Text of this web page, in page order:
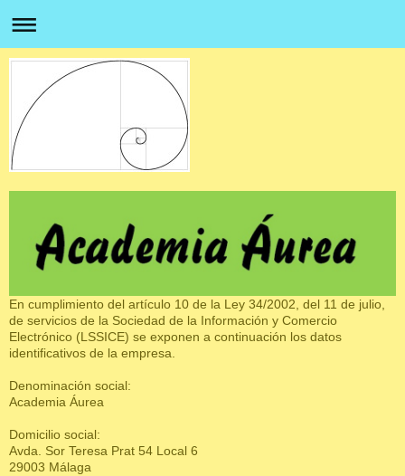
En cumplimiento del artículo 10 de la Ley 34/2002, del 11 de julio,
de servicios de la Sociedad de la Información y Comercio
Electrónico (LSSICE) se exponen a continuación los datos
identificativos de la empresa.
Denominación social:
Academia Áurea
Domicilio social:
Avda. Sor Teresa Prat 54 Local 6
29003 Málaga